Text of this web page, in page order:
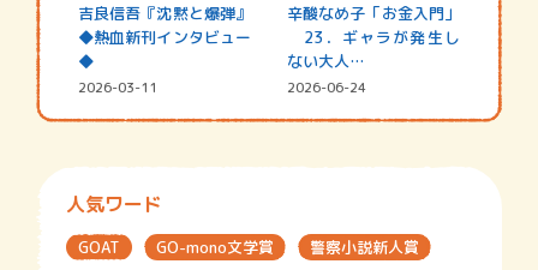
吉良信吾『沈黙と爆弾』
◆熱血新刊インタビュー
◆
2026-03-11
辛酸なめ子「お金入門」
23．ギャラが発生し
ない大人…
2026-06-24
人気ワード
GOAT GO-mono文学賞 警察小説新人賞